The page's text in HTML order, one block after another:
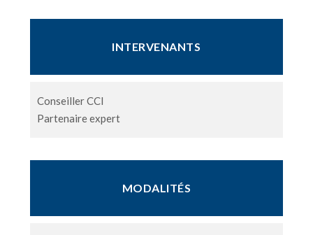
INTERVENANTS
Conseiller CCI
Partenaire expert
MODALITÉS